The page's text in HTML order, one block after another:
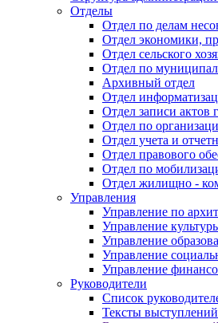
Отделы
Отдел по делам
Отдел экономики,
Отдел сельского
Отдел по
Архивный отдел
Отдел
Отдел записи актов
Отдел по
Отдел учета и
Отдел правового
Отдел по
Отдел жилищно -
Управления
Управление по
Управление
Управление
Управление
Управление
Руководители
Список
Тексты